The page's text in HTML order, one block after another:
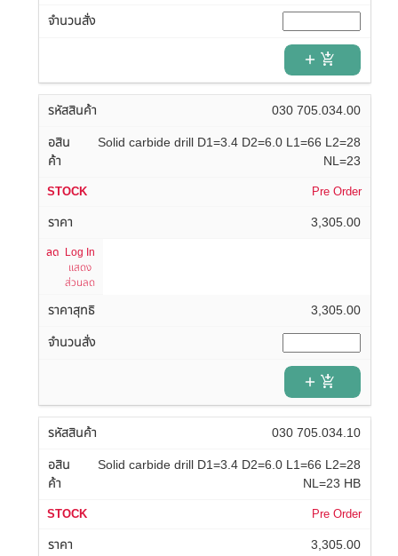
add_shopping_cart
030 705.034.00
Solid carbide drill D1=3.4 D2=6.0 L1=66 L2=28
NL=23
Pre Order
3,305.00
Log In
แสดง
ส่วนลด
3,305.00
add_shopping_cart
030 705.034.10
Solid carbide drill D1=3.4 D2=6.0 L1=66 L2=28
NL=23 HB
Pre Order
3,305.00